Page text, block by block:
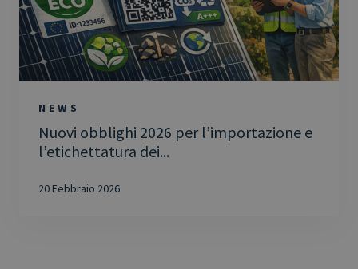
NEWS
Nuovi obblighi 2026 per l’importazione e
l’etichettatura dei...
20 Febbraio 2026